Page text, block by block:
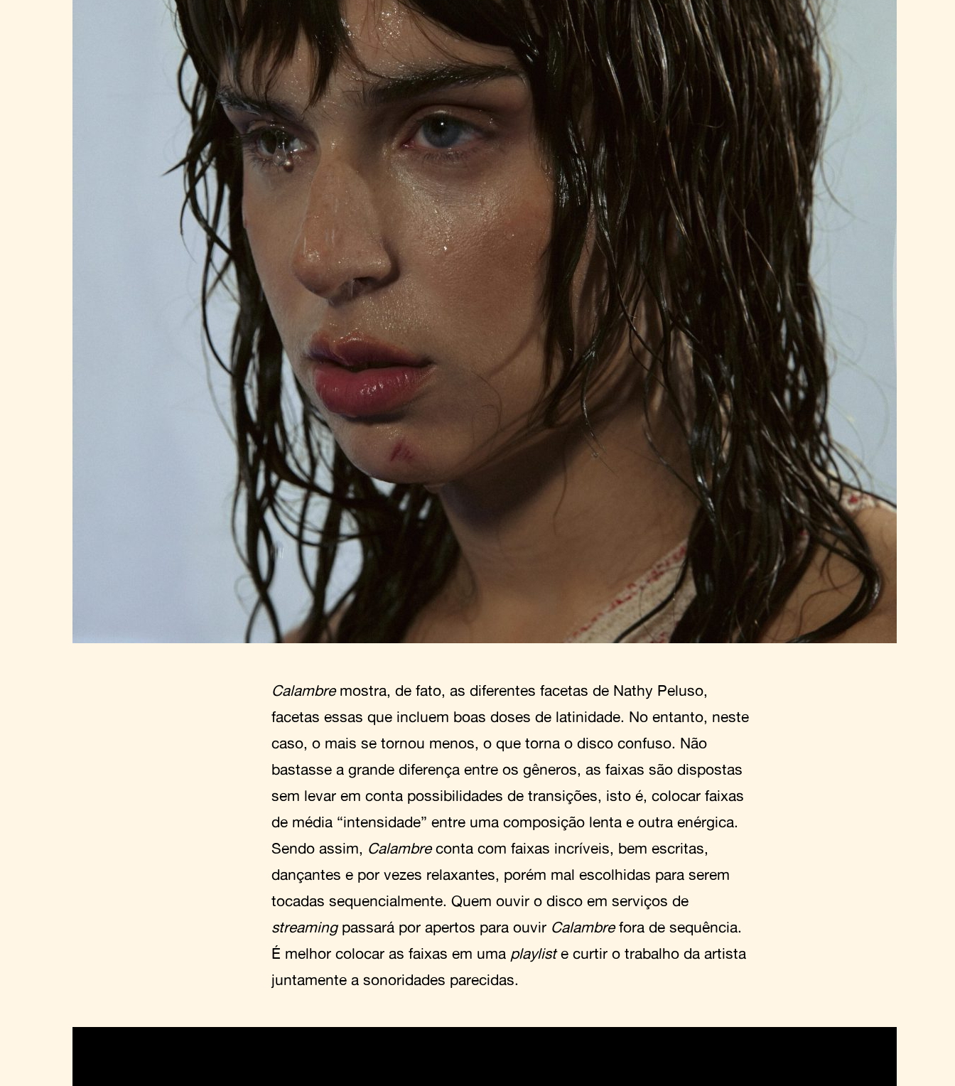
Calambre mostra, de fato, as diferentes facetas de Nathy Peluso,
facetas essas que incluem boas doses de latinidade. No entanto, neste
caso, o mais se tornou menos, o que torna o disco confuso. Não
bastasse a grande diferença entre os gêneros, as faixas são dispostas
sem levar em conta possibilidades de transições, isto é, colocar faixas
de média “intensidade” entre uma composição lenta e outra enérgica.
Sendo assim, Calambreconta com faixas incríveis, bem escritas,
dançantes e por vezes relaxantes, porém mal escolhidas para serem
tocadas sequencialmente. Quem ouvir o disco em serviços de
streaming passará por apertos para ouvir Calambrefora de sequência.
É melhor colocar as faixas em uma playliste curtir o trabalho da artista
juntamente a sonoridades parecidas.